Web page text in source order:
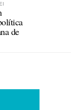
de